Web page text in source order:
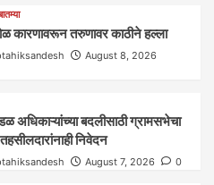
कारणावरून तरुणावर काठीने हल्ला
August 8, 2026
अधिकाऱ्यांच्या बदलीसाठी ग्रामसभेचा
निवेदन
August 7, 2026 0